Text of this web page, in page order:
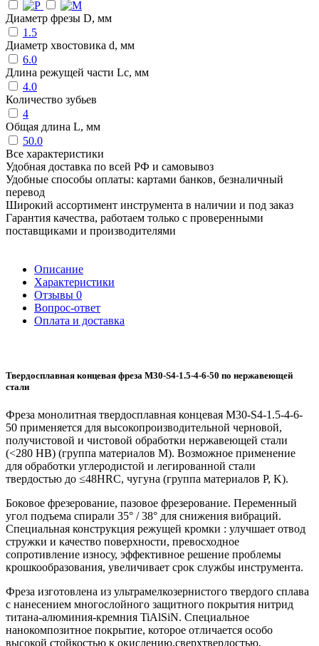
Диаметр фрезы D, мм
1.5
Диаметр хвостовика d, мм
6.0
Длина режущей части Lc, мм
4.0
Количество зубьев
4
Общая длина L, мм
50.0
Все характеристики
Удобная доставка по всей РФ и самовывоз
Удобные способы оплаты: картами банков, безналичный
перевод
Широкий ассортимент инструмента в наличии и под заказ
Гарантия качества, работаем только с проверенными
поставщиками и производителями
Описание
Характеристики
Отзывы 0
Вопрос-ответ
Оплата и доставка
Твердосплавная концевая фреза M30-S4-1.5-4-6-50 по нержавеющей
стали
Фреза монолитная твердосплавная концевая M30-S4-1.5-4-6-
50 применяется для высокопроизводительной черновой,
получистовой и чистовой обработки нержавеющей стали
(<280 HB) (группа материалов M). Возможное применение
для обработки углеродистой и легированной стали
твердостью до ≤48HRC, чугуна (группа материалов P, K).
Боковое фрезерование, пазовое фрезерование. Переменный
угол подъема спирали 35° / 38° для снижения вибраций.
Специальная конструкция режущей кромки : улучшает отвод
стружки и качество поверхности, превосходное
сопротивление износу, эффективное решение проблемы
крошкообразования, увеличивает срок службы инструмента.
Фреза изготовлена из ультрамелкозернистого твердого сплава
с нанесением многослойного защитного покрытия нитрид
титана-алюминия-кремния TiAlSiN. Специальное
нанокомпозитное покрытие, которое отличается особо
высокой стойкостью к окислению,сверхтвердостью,